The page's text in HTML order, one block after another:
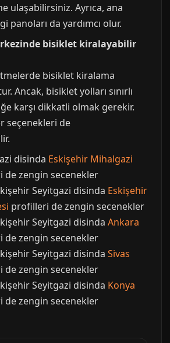
ulaşabilirsiniz. Ayrıca, ana
panoları da yardımcı olur.
bisiklet kiralayabilir
bisiklet kiralama
Ancak, bisiklet yolları sınırlı
karşı dikkatli olmak gerekir.
seçenekleri de
disinda Eskişehir Mihalgazi
de zengin secenekler
Seyitgazi disinda Eskişehir
profilleri de zengin secenekler
Seyitgazi disinda Ankara
de zengin secenekler
Seyitgazi disinda Sivas
de zengin secenekler
Seyitgazi disinda Konya
de zengin secenekler